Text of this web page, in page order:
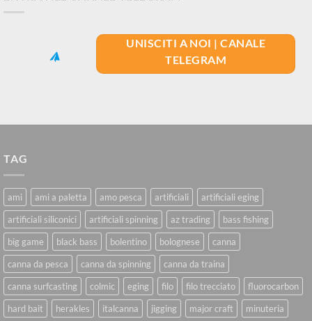
UNISCITI A NOI | CANALE
TELEGRAM
TAG
ami ami a paletta amo pesca artificiali
artificiali eging
artificiali siliconici
artificiali spinning az trading
bass fishing
big game
black bass bolentino bolognese
canna
canna da pesca
canna da spinning
canna da traina
canna surfcasting
colmic eging filo filo trecciato
fluorocarbon
hard bait
herakles italcanna jigging major craft minuteria